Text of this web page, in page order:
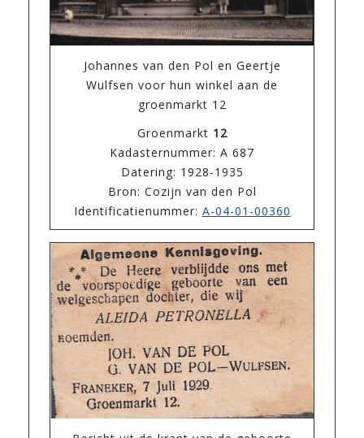
Johannes van den Pol en Geertje
Wulfsen voor hun winkel aan de
groenmarkt 12
Groenmarkt 12
Kadasternummer: A 687
Datering: 1928-1935
Bron: Cozijn van den Pol
Identificatienummer: A-04-01-00360